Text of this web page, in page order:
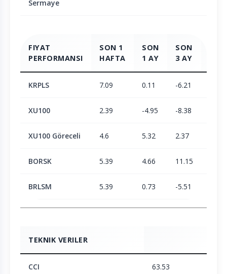
Sermaye
FIYAT
PERFORMANSI
SON 1
HAFTA
SON
1 AY
SON
3 AY
KRPLS 7.09 0.11 -6.21
XU100 2.39 -4.95 -8.38
XU100 Göreceli 4.6 5.32 2.37
BORSK 5.39 4.66 11.15
BRLSM 5.39 0.73 -5.51
TEKNIK VERILER
CCI 63.53